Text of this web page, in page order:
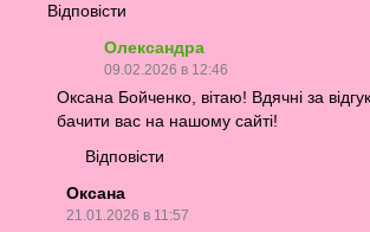
Відповісти
Олександра
09.02.2026 в 12:46
Оксана Бойченко, вітаю! Вдячні за
бачити вас на нашому сайті!
Відповісти
Оксана
21.01.2026 в 11:57